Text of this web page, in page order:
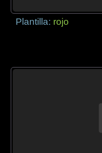
Plantilla: rojo